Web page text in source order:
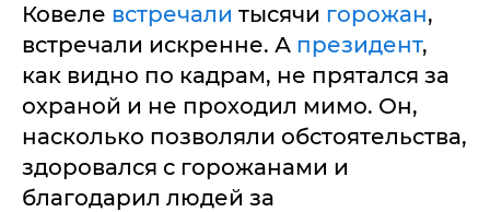
Ковеле встречали тысячи горожан,
встречали искренне. А президент,
как видно по кадрам, не прятался за
охраной и не проходил мимо. Он,
насколько позволяли обстоятельства,
здоровался с горожанами и
благодарил людей за